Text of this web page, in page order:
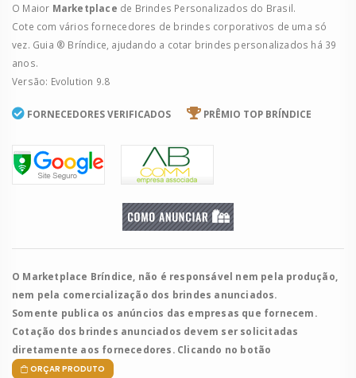
O Maior Marketplace de Brindes Personalizados do Brasil.
Cote com vários fornecedores de brindes corporativos de uma só
vez. Guia ® Bríndice, ajudando a cotar brindes personalizados há 39
anos.
Versão: Evolution 9.8
FORNECEDORES VERIFICADOS PRÊMIO TOP BRÍNDICE
O Marketplace Bríndice, não é responsável nem pela produção,
nem pela comercialização dos brindes anunciados.
Somente publica os anúncios das empresas que fornecem.
Cotação dos brindes anunciados devem ser solicitadas
diretamente aos fornecedores. Clicando no botão
ORÇAR PRODUTO